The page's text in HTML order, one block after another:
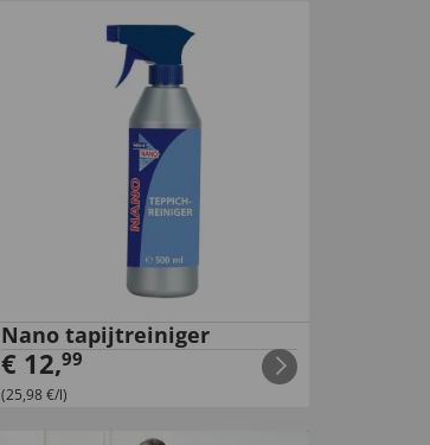
Nano tapijtreiniger
€ 12,99
(25,98 €/l)